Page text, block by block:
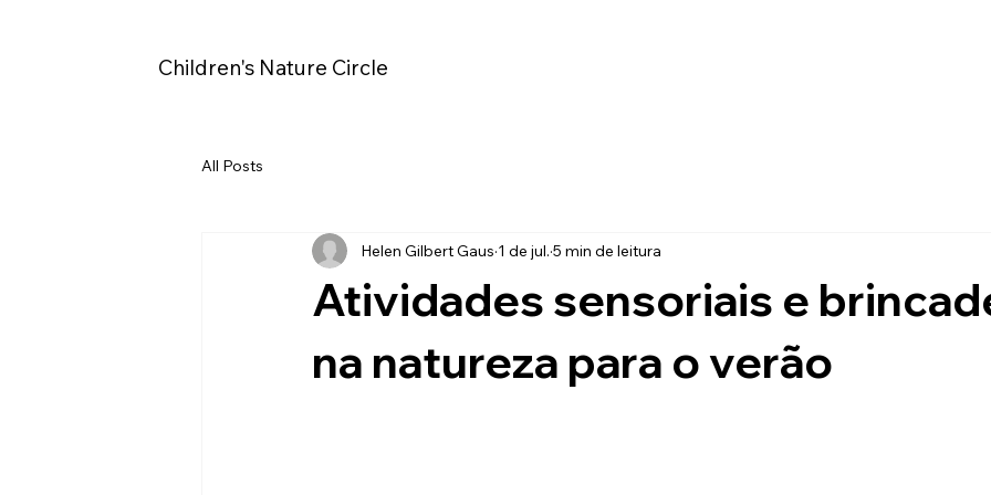
Children's Nature Circle
All Posts
Atividades sensoriais e
na natureza para o verão
Helen Gilbert Gaus 1 de jul. 5 min de leitura